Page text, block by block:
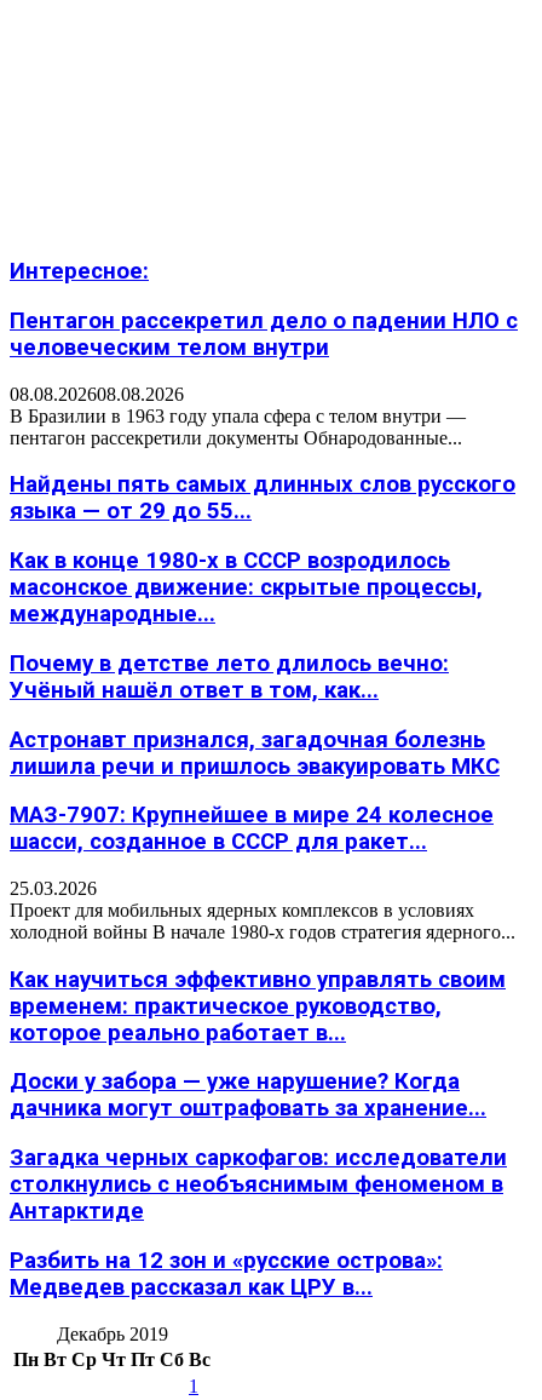
Интересное:
Пентагон рассекретил дело о падении НЛО с
человеческим телом внутри
08.08.202608.08.2026
В Бразилии в 1963 году упала сфера с телом внутри —
пентагон рассекретили документы Обнародованные...
Найдены пять самых длинных слов русского
языка — от 29 до 55...
Как в конце 1980-х в СССР возродилось
масонское движение: скрытые процессы,
международные...
Почему в детстве лето длилось вечно:
Учёный нашёл ответ в том, как...
Астронавт признался, загадочная болезнь
лишила речи и пришлось эвакуировать МКС
МАЗ-7907: Крупнейшее в мире 24 колесное
шасси, созданное в СССР для ракет...
25.03.2026
Проект для мобильных ядерных комплексов в условиях
холодной войны В начале 1980-х годов стратегия ядерного...
Как научиться эффективно управлять своим
временем: практическое руководство,
которое реально работает в...
Доски у забора — уже нарушение? Когда
дачника могут оштрафовать за хранение...
Загадка черных саркофагов: исследователи
столкнулись с необъяснимым феноменом в
Антарктиде
Разбить на 12 зон и «русские острова»:
Медведев рассказал как ЦРУ в...
Декабрь 2019
Пн Вт Ср Чт Пт Сб Вс
1